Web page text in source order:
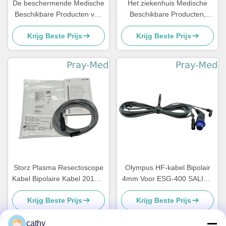
De beschermende Medische
Beschikbare Producten van
Eyewear, Antimist Medische
Veiligheidsbrillen
Krijg Beste Prijs
Het ziekenhuis Medische
Beschikbare Producten,
Beschikbaar Medisch
Beschermend Kostuum SMS
Krijg Beste Prijs
Storz Plasma Resectoscope
Kabel Bipolaire Kabel 20196-
118
Krijg Beste Prijs
Olympus HF-kabel Bipolair
4mm Voor ESG-400 SALINE
Mode WA00014A Individuele
verpakking
Krijg Beste Prijs
cathy